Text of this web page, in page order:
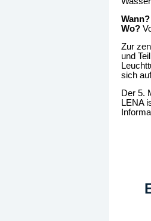
Wann?
Wo?
Zur
und
sich
Der 5.
LENA